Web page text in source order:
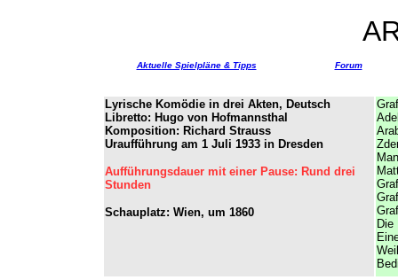
Aktuelle Spielpläne & Tipps Forum
Lyrische Komödie in drei Akten, Deutsch
Libretto: Hugo von Hofmannsthal
Komposition: Richard Strauss
Uraufführung am 1 Juli 1933 in Dresden
Aufführungsdauer mit einer Pause: Rund drei
Stunden
Schauplatz: Wien, um 1860
Die